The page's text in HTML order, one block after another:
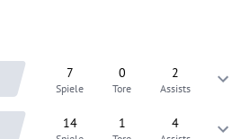
7
Spiele
0
Tore
2
Assists
14 1 4